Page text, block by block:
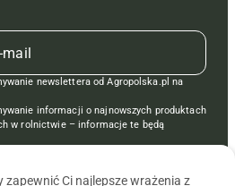
newslettera od Agropolska.pl na
informacji o najnowszych produktach
w rolnictwie – informacje te będą
zapewnić Ci najlepsze wrażenia z